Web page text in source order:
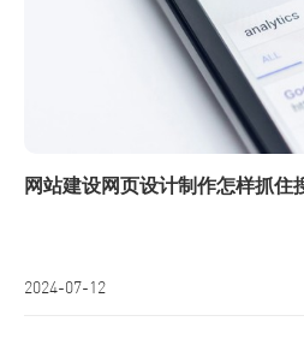
网站建设网页设计制作怎样抓住
2024-07-12